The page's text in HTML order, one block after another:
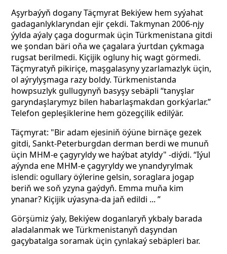
Aşyrbaýyň dogany Täçmyrat Bekiýew hem syýahat
gadaganlyklaryndan ejir çekdi. Takmynan 2006-njy
ýylda aýaly çaga dogurmak üçin Türkmenistana gitdi
we şondan bäri oňa we çagalara ýurtdan çykmaga
rugsat berilmedi. Kiçijik ogluny hiç wagt görmedi.
Täçmyratyň pikiriçe, maşgalasyny yzarlamazlyk üçin,
ol aýrylyşmaga razy boldy. Türkmenistanda
howpsuzlyk gullugynyň basyşy sebäpli “tanyşlar
garyndaşlarymyz bilen habarlaşmakdan gorkýarlar.”
Telefon gepleşiklerine hem gözegçilik edilýär.
Täçmyrat: "Bir adam ejesiniň öýüne birnäçe gezek
gitdi, Sankt-Peterburgdan derman berdi we munuň
üçin MHM-e çagyryldy we haýbat atyldy" -diýdi. “Iýul
aýynda ene MHM-e çagyryldy we ynandyrylmak
islendi: ogullary öýlerine gelsin, soraglara jogap
beriň we soň yzyna gaýdyň. Emma muňa kim
ynanar? Kiçijik uýasyna-da jaň edildi ... ”
Görşümiz ýaly, Bekiýew doganlaryň ykbaly barada
aladalanmak we Türkmenistanyň daşyndan
gaçybatalga soramak üçin çynlakaý sebäpleri bar.